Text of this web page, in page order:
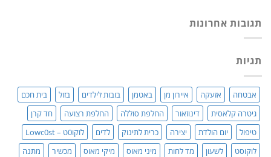
תערובת
צמחים
גאוני
מעמדתגובות אחרונות
תגיות
אבטחה אזעקה איירון מן באטמן בובות לילדים בזול
בית חכם
גיטרה קלאסית
דינוזאור החלפת סוללה החלפת רצועה
חד קרן
טיפול
יום הולדת יצירה כרית לתינוק לדים
לוקו0ט – Lowc0st
לוקוסט
לשעון מד לחות מיני מאוס מיקי מאוס מכשיר
מתנה